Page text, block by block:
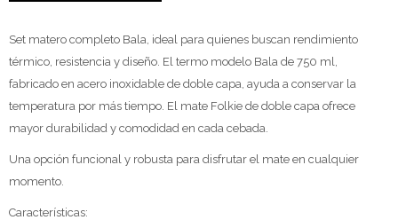
Set matero completo Bala, ideal para quienes buscan rendimiento
térmico, resistencia y diseño. El termo modelo Bala de 750 ml,
fabricado en acero inoxidable de doble capa, ayuda a conservar la
temperatura por más tiempo. El mate Folkie de doble capa ofrece
mayor durabilidad y comodidad en cada cebada.
Una opción funcional y robusta para disfrutar el mate en cualquier
momento.
Características: